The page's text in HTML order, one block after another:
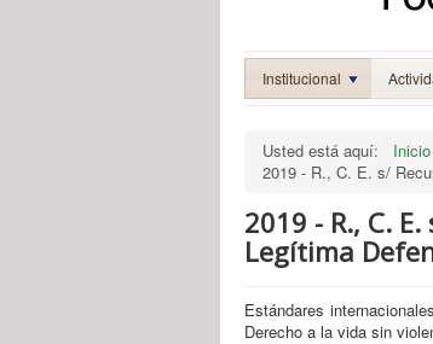
Institucional
Usted está aquí: Inicio
2019 - R., C. E. s/
2019 - R., C.
Legítima
Estándares
Derecho a la vida sin